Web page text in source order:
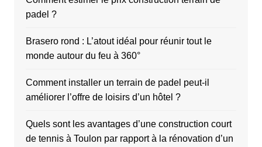
padel ?
Brasero rond : L’atout idéal pour réunir tout le
monde autour du feu à 360°
Comment installer un terrain de padel peut-il
améliorer l’offre de loisirs d’un hôtel ?
Quels sont les avantages d’une construction court
de tennis à Toulon par rapport à la rénovation d’un